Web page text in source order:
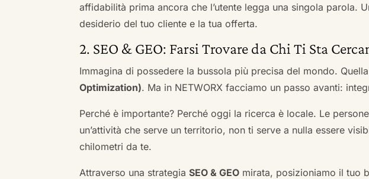
affidabilità prima ancora che l’utente legga una singola parola.
desiderio del tuo cliente e la tua offerta.
2. SEO & GEO: Farsi Trovare da Chi Ti Sta
Immagina di possedere la bussola più precisa del mondo.
Optimization). Ma in NETWORX facciamo un passo avanti:
Perché è importante? Perché oggi la ricerca è locale. Le
un’attività che serve un territorio, non ti serve a nulla essere
chilometri da te.
Attraverso una strategiaSEO & GEO mirata, posizioniamo il tuo